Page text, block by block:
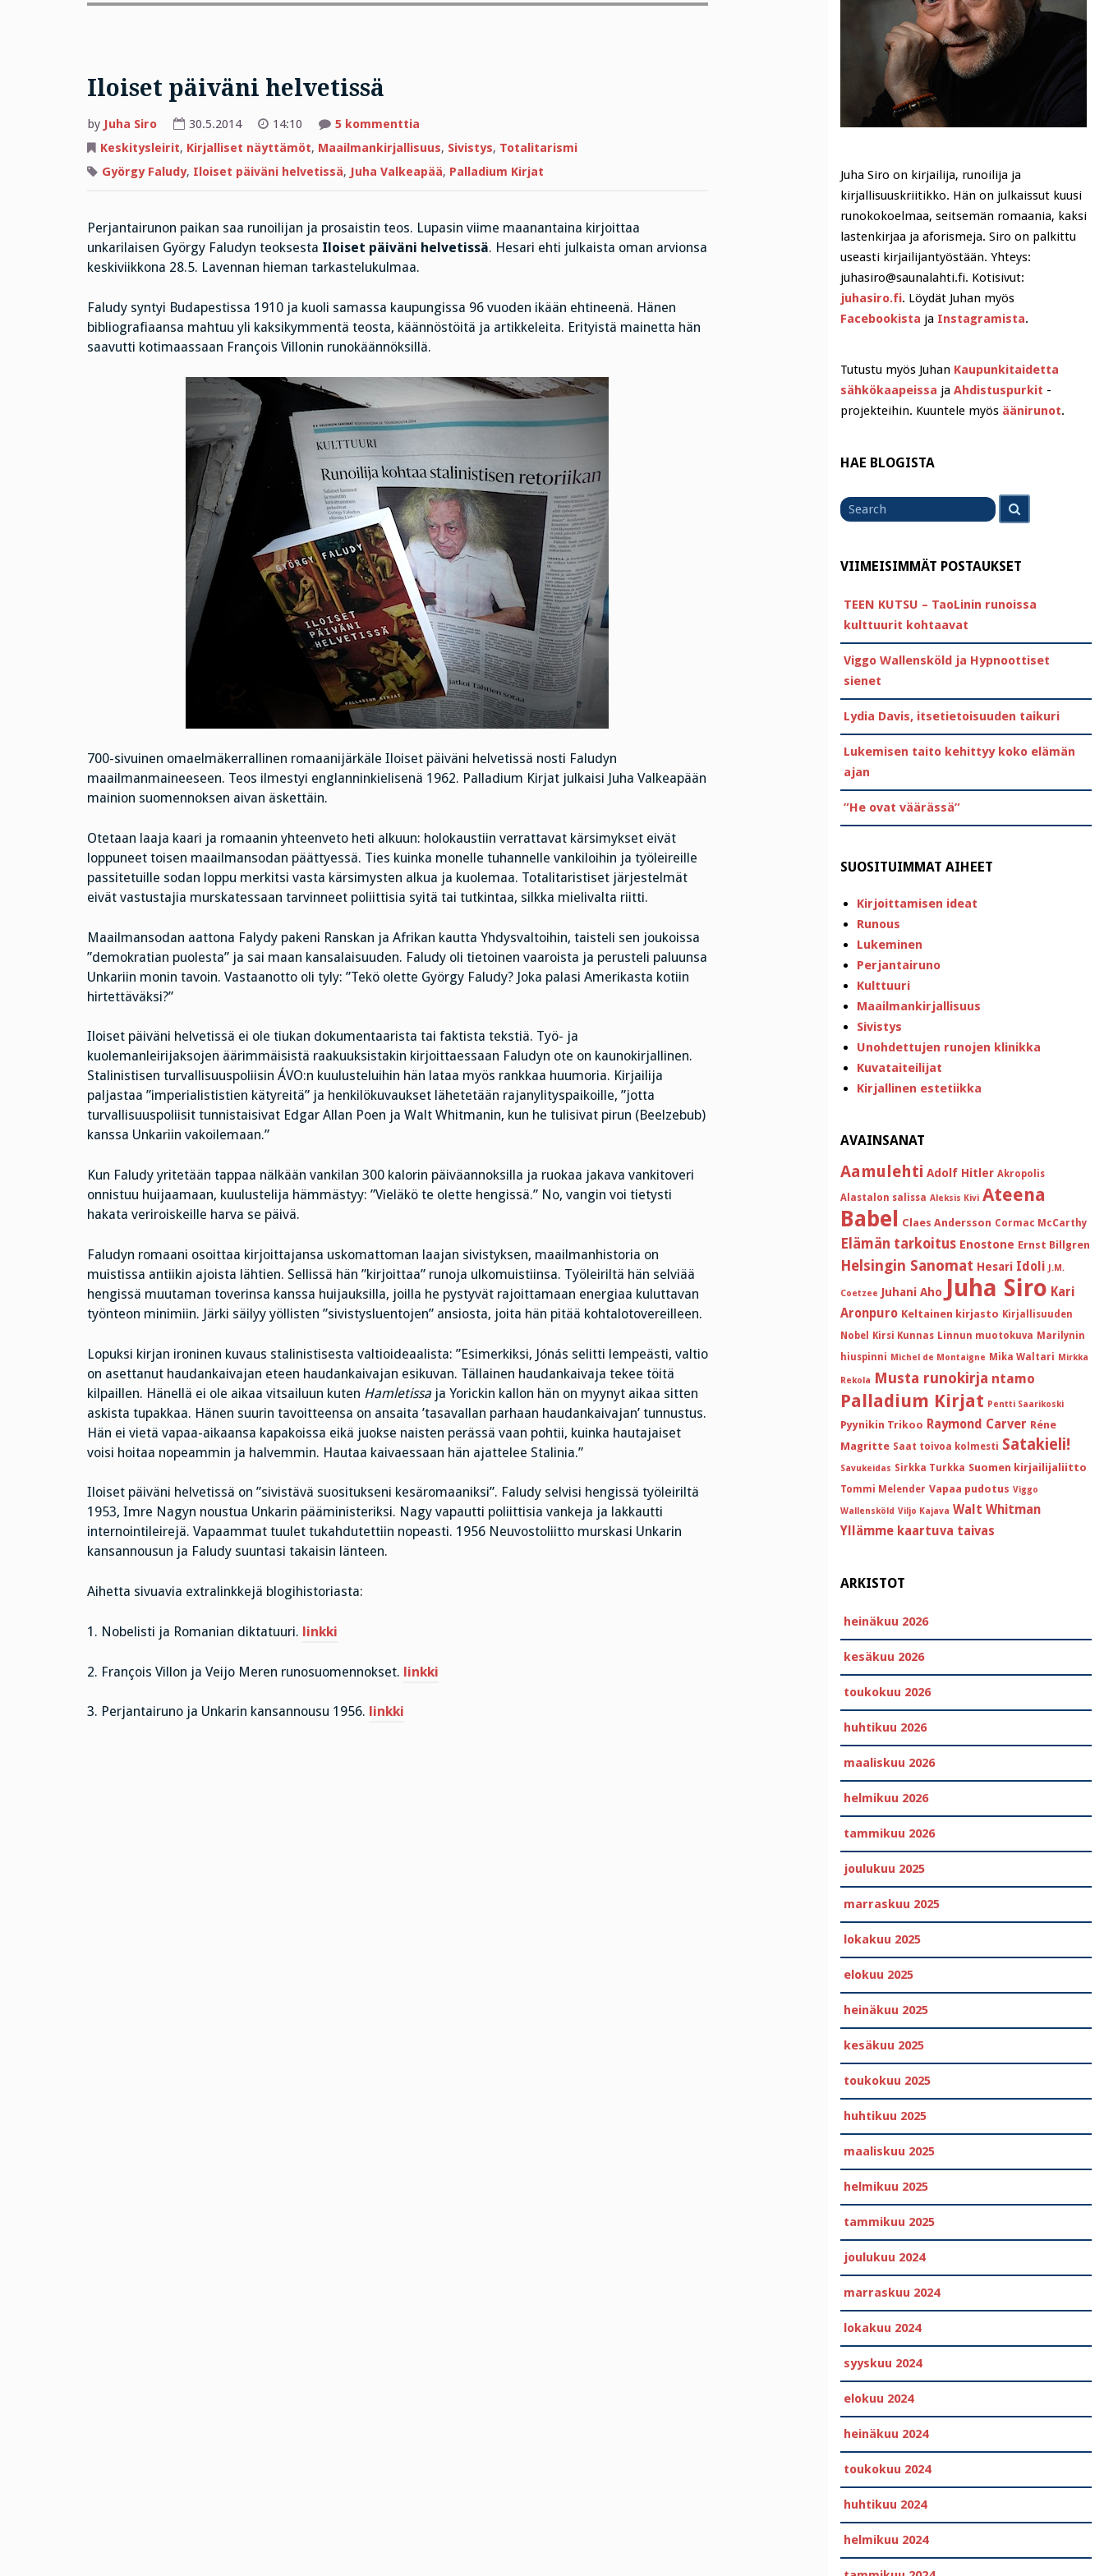
Iloiset päiväni helvetissä
by Juha Siro 30.5.2014 14:10 5 kommenttiaartikkeliin
päiväni
helvetissä
Keskitysleirit, Kirjalliset näyttämöt, Maailmankirjallisuus, Sivistys, Totalitarismi
György Faludy, Iloiset päiväni helvetissä, Juha Valkeapää, Palladium Kirjat
Perjantairunon paikan saa runoilijan ja prosaistin teos. Lupasin viime maanantaina kirjoittaa
unkarilaisen György Faludyn teoksesta Iloiset päiväni helvetissä. Hesari ehti julkaista oman arvionsa
keskiviikkona 28.5. Lavennan hieman tarkastelukulmaa.
Faludy syntyi Budapestissa 1910 ja kuoli samassa kaupungissa 96 vuoden ikään ehtineenä. Hänen
bibliografiaansa mahtuu yli kaksikymmentä teosta, käännöstöitä ja artikkeleita. Erityistä mainetta hän
saavutti kotimaassaan François Villonin runokäännöksillä.
700-sivuinen omaelmäkerrallinen romaanijärkäle Iloiset päiväni helvetissä nosti Faludyn
maailmanmaineeseen. Teos ilmestyi englanninkielisenä 1962. Palladium Kirjat julkaisi Juha Valkeapään
mainion suomennoksen aivan äskettäin.
Otetaan laaja kaari ja romaanin yhteenveto heti alkuun: holokaustiin verrattavat kärsimykset eivät
loppuneet toisen maailmansodan päättyessä. Ties kuinka monelle tuhannelle vankiloihin ja työleireille
passitetuille sodan loppu merkitsi vasta kärsimysten alkua ja kuolemaa. Totalitaristiset järjestelmät
eivät vastustajia murskatessaan tarvinneet poliittisia syitä tai tutkintaa, silkka mielivalta riitti.
Maailmansodan aattona Falydy pakeni Ranskan ja Afrikan kautta Yhdysvaltoihin, taisteli sen joukoissa
”demokratian puolesta” ja sai maan kansalaisuuden. Faludy oli tietoinen vaaroista ja perusteli paluunsa
Unkariin monin tavoin. Vastaanotto oli tyly: ”Tekö olette György Faludy? Joka palasi Amerikasta kotiin
hirtettäväksi?”
Iloiset päiväni helvetissä ei ole tiukan dokumentaarista tai faktista tekstiä. Työ- ja
kuolemanleirijaksojen äärimmäisistä raakuuksistakin kirjoittaessaan Faludyn ote on kaunokirjallinen.
Stalinistisen turvallisuuspoliisin ÁVO:n kuulusteluihin hän lataa myös rankkaa huumoria. Kirjailija
paljastaa ”imperialististien kätyreitä” ja henkilökuvaukset lähetetään rajanylityspaikoille, ”jotta
turvallisuuspoliisit tunnistaisivat Edgar Allan Poen ja Walt Whitmanin, kun he tulisivat pirun (Beelzebub)
kanssa Unkariin vakoilemaan.”
Kun Faludy yritetään tappaa nälkään vankilan 300 kalorin päiväannoksilla ja ruokaa jakava vankitoveri
onnistuu huijaamaan, kuulustelija hämmästyy: ”Vieläkö te olette hengissä.” No, vangin voi tietysti
hakata veriroiskeille harva se päivä.
Faludyn romaani osoittaa kirjoittajansa uskomattoman laajan sivistyksen, maailmanhistoria on
muistissa antiikin ajoista lähtien. Sellissä hän ”kirjoittaa” runoja ulkomuistiinsa. Työleiriltä hän selviää
hengissä muutaman toverinsa kanssa huijauksilla, joilla he pystyvät rajoittamaan energiaa kuluttavan
työnteon minimiin. Järki säilyy yöllisten ”sivistysluentojen” ansiosta, joita hän pitää kohtalotovereilleen.
Lopuksi kirjan ironinen kuvaus stalinistisesta valtioideaalista: ”Esimerkiksi, Jónás selitti lempeästi, valtio
on asettanut haudankaivajan eteen haudankaivajan esikuvan. Tällainen haudankaivaja tekee töitä
kilpaillen. Hänellä ei ole aikaa vitsailuun kuten Hamletissaja Yorickin kallon hän on myynyt aikaa sitten
askista tupakkaa. Hänen suurin tavoitteensa on ansaita ’tasavallan parhaan haudankaivajan’ tunnustus.
Hän ei vietä vapaa-aikaansa kapakoissa eikä juokse naisten perässä vaan pohtii, kuinka hautajaiset
voisi hoitaa nopeammin ja halvemmin. Hautaa kaivaessaan hän ajattelee Stalinia.”
Iloiset päiväni helvetissä on ”sivistävä suositukseni kesäromaaniksi”. Faludy selvisi hengissä työleiriltä
1953, Imre Nagyn noustua Unkarin pääministeriksi. Nagy vapautti poliittisia vankeja ja lakkautti
internointileirejä. Vapaammat tuulet tukahdutettiin nopeasti. 1956 Neuvostoliitto murskasi Unkarin
kansannousun ja Faludy suuntasi takaisin länteen.
Aihetta sivuavia extralinkkejä blogihistoriasta:
1. Nobelisti ja Romanian diktatuuri. linkki
2. François Villon ja Veijo Meren runosuomennokset. linkki
3. Perjantairuno ja Unkarin kansannousu 1956. linkki
Juha Siro on kirjailija, runoilija ja
kirjallisuuskriitikko. Hän on julkaissut kuusi
runokokoelmaa, seitsemän romaania, kaksi
lastenkirjaa ja aforismeja. Siro on palkittu
useasti kirjailijantyöstään. Yhteys:
juhasiro@saunalahti.fi. Kotisivut:
juhasiro.fi. Löydät Juhan myös
Facebookista ja Instagramista.
Tutustu myös Juhan Kaupunkitaidetta
sähkökaapeissa ja Ahdistuspurkit -
projekteihin. Kuuntele myös äänirunot.
HAE BLOGISTA
for
VIIMEISIMMÄT POSTAUKSET
TEEN KUTSU – TaoLinin runoissa
kulttuurit kohtaavat
Viggo Wallensköld ja Hypnoottiset
sienet
Lydia Davis, itsetietoisuuden taikuri
Lukemisen taito kehittyy koko elämän
ajan
”He ovat väärässä”
SUOSITUIMMAT AIHEET
Kirjoittamisen ideat
Runous
Lukeminen
Perjantairuno
Kulttuuri
Maailmankirjallisuus
Sivistys
Unohdettujen runojen klinikka
Kuvataiteilijat
Kirjallinen estetiikka
AVAINSANAT
Aamulehti Adolf Hitler Akropolis
Alastalon salissa Aleksis Kivi Ateena
Babel Claes Andersson Cormac McCarthy
Elämän tarkoitus Enostone Ernst Billgren
Helsingin Sanomat Hesari Idoli J.M.
Coetzee Juhani Aho Juha Siro Kari
Aronpuro Keltainen kirjasto Kirjallisuuden
Nobel
Kirsi Kunnas Linnun muotokuva Marilynin
hiuspinni Michel de Montaigne Mika Waltari Mirkka
Rekola Musta runokirja ntamo
Palladium Kirjat Pentti Saarikoski
Pyynikin Trikoo Raymond Carver Réne
Magritte Saat toivoa kolmesti Satakieli!
Savukeidas Sirkka Turkka Suomen kirjailijaliitto
Tommi Melender Vapaa pudotus Viggo
Wallensköld Viljo Kajava Walt Whitman
Yllämme kaartuva taivas
ARKISTOT
heinäkuu 2026
kesäkuu 2026
toukokuu 2026
huhtikuu 2026
maaliskuu 2026
helmikuu 2026
tammikuu 2026
joulukuu 2025
marraskuu 2025
lokakuu 2025
elokuu 2025
heinäkuu 2025
kesäkuu 2025
toukokuu 2025
huhtikuu 2025
maaliskuu 2025
helmikuu 2025
tammikuu 2025
joulukuu 2024
marraskuu 2024
lokakuu 2024
syyskuu 2024
elokuu 2024
heinäkuu 2024
toukokuu 2024
huhtikuu 2024
helmikuu 2024